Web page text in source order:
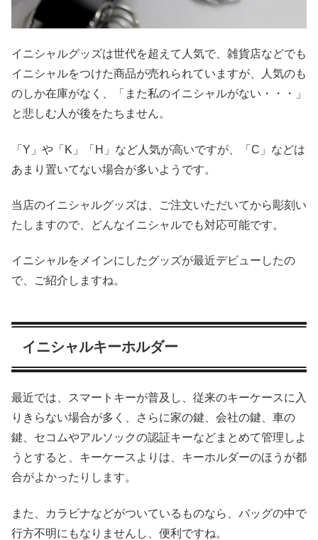
イニシャルグッズは世代を超えて人気で、雑貨店などでも
イニシャルをつけた商品が売れられていますが、人気のも
のしか在庫がなく、「また私のイニシャルがない・・・」
と悲しむ人が後をたちません。
「Y」や「K」「H」など人気が高いですが、「C」などは
あまり置いてない場合が多いようです。
当店のイニシャルグッズは、ご注文いただいてから彫刻い
たしますので、どんなイニシャルでも対応可能です。
イニシャルをメインにしたグッズが最近デビューしたの
で、ご紹介しますね。
イニシャルキーホルダー
最近では、スマートキーが普及し、従来のキーケースに入
りきらない場合が多く、さらに家の鍵、会社の鍵、車の
鍵、セコムやアルソックの認証キーなどまとめて管理しよ
うとすると、キーケースよりは、キーホルダーのほうが都
合がよかったりします。
また、カラビナなどがついているものなら、バッグの中で
行方不明にもなりませんし、便利ですね。